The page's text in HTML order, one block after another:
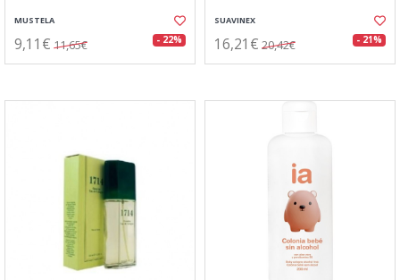
MUSTELA
9,11€ 11,65€ - 22%
SUAVINEX
16,21€ 20,42€ - 21%